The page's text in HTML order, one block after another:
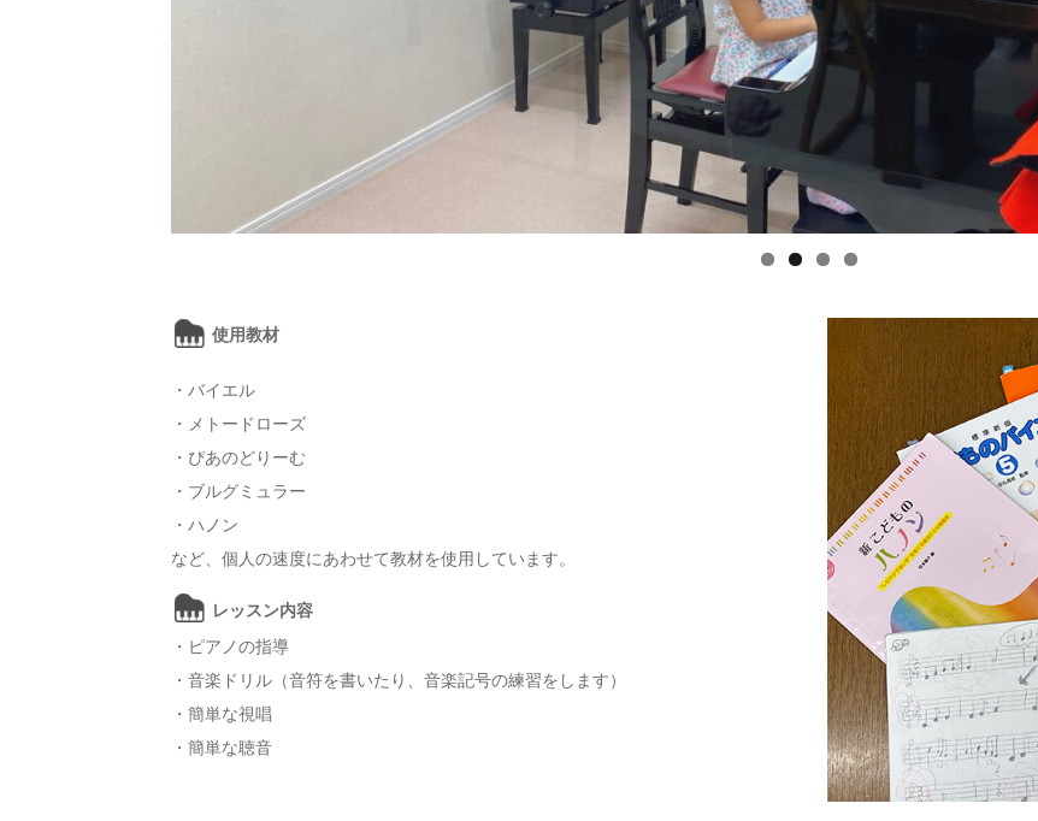
使用教材
・バイエル
・メトードローズ
・ぴあのどりーむ
・ブルグミュラー
・ハノン
など、個人の速度にあわせて教材を使用しています。
レッスン内容
・ピアノの指導
・音楽ドリル（音符を書いたり、音楽記号の練習をします）
・簡単な視唱
・簡単な聴音